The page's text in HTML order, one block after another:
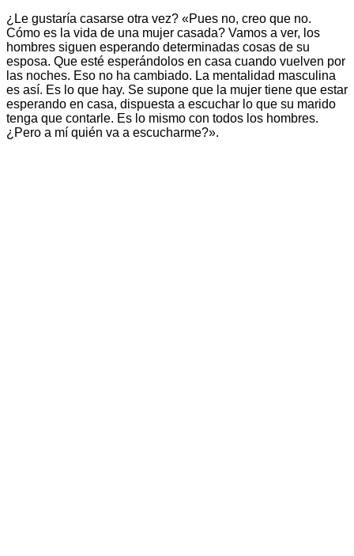
¿Le gustaría casarse otra vez? «Pues no, creo que no.
Cómo es la vida de una mujer casada? Vamos a ver, los
hombres siguen esperando determinadas cosas de su
esposa. Que esté esperándolos en casa cuando vuelven por
las noches. Eso no ha cambiado. La mentalidad masculina
es así. Es lo que hay. Se supone que la mujer tiene que estar
esperando en casa, dispuesta a escuchar lo que su marido
tenga que contarle. Es lo mismo con todos los hombres.
¿Pero a mí quién va a escucharme?».